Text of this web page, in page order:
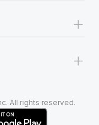
+
+
All rights reserved.